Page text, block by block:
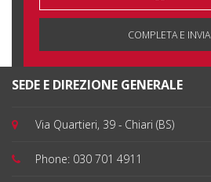
COMPLETA E INVIA
SEDE E DIREZIONE GENERALE
Via Quartieri, 39 - Chiari (BS)
Phone: 030 701 4911